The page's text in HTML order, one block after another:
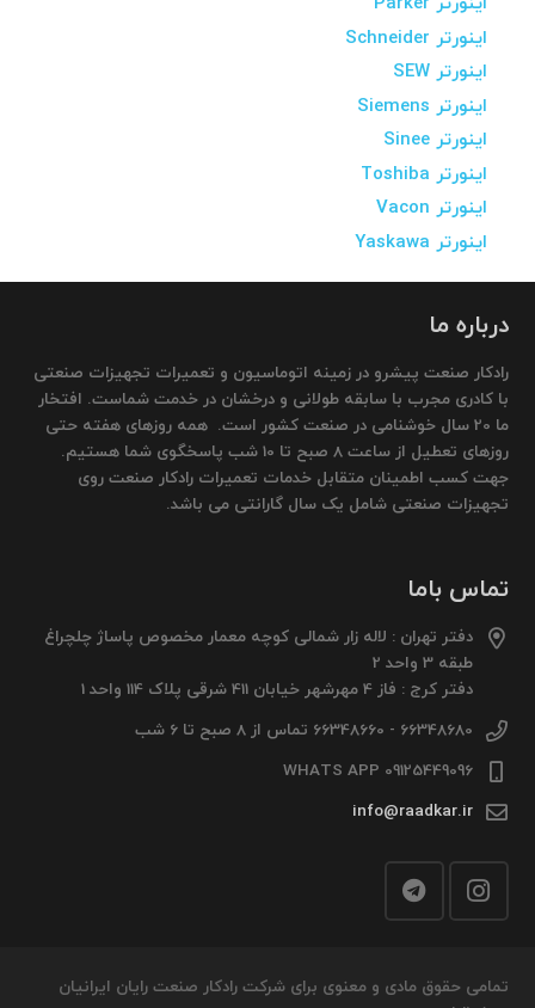
اینورتر Schneider
اینورتر SEW
اینورتر Siemens
اینورتر Sinee
اینورتر Toshiba
اینورتر Vacon
اینورتر Yaskawa
درباره ما
رادکار صنعت پیشرو در زمینه اتوماسیون و تعمیرات تجهیزات صنعتی
با کادری مجرب با سابقه طولانی و درخشان در خدمت شماست. افتخار
ما 20 سال خوشنامی در صنعت کشور است. همه روزهای هفته حتی
روزهای تعطیل از ساعت 8 صبح تا 10 شب پاسخگوی شما هستیم.
جهت کسب اطمینان متقابل خدمات تعمیرات رادکار صنعت روی
تجهیزات صنعتی شامل یک سال گارانتی می باشد.
تماس باما
دفتر تهران : لاله زار شمالی کوچه معمار مخصوص پاساژ چلچراغ
طبقه 3 واحد 2
دفتر کرج : فاز 4 مهرشهر خیابان 411 شرقی پلاک 114 واحد 1
66348680 - 66348660 تماس از 8 صبح تا 6 شب
09125449096 WHATS APP
info@raadkar.ir
تمامی حقوق مادی و معنوی برای شرکت رادکار صنعت رایان ایرانیان